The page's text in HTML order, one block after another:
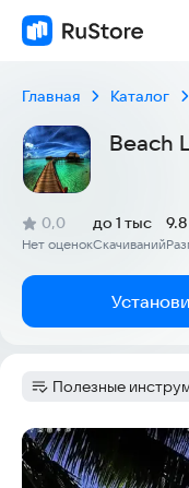
Главная Каталог
Beach
Рейтинг:
0,0
(
Нет оценок
)
Скачиваний
до 1 тыс
Категория:
Полезные